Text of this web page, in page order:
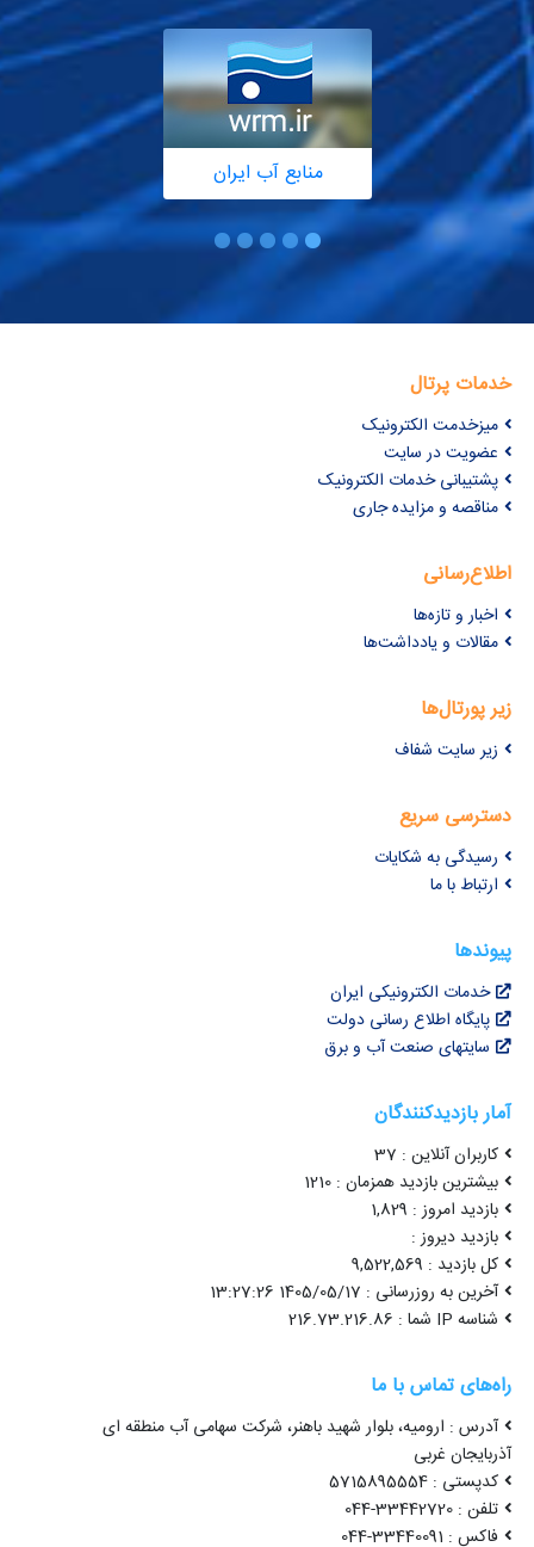
منابع آب ایران
خدمات پرتال
میزخدمت الکترونیک
عضویت در سایت
پشتیبانی خدمات الکترونیک
مناقصه و مزایده جاری
اطلاع‌رسانی
اخبار و تازه‌ها
مقالات و یادداشت‌ها
زیر پورتال‌ها
زیر سایت شفاف
دسترسی سریع
رسیدگی به شکایات
ارتباط با ما
پیوندها
خدمات الکترونیکی ایران
پایگاه اطلاع رسانی دولت
سایتهای صنعت آب و برق
آمار بازدیدکنندگان
کاربران آنلاین : 37
بیشترین بازدید همزمان : 1210
بازدید امروز : 1,829
بازدید دیروز :
کل بازدید : 9,522,569
آخرین به روزرسانی : 1405/05/17 13:27:26
شناسه IP شما : 216.73.216.86
راه‌های تماس با ما
آدرس : ارومیه، بلوار شهید باهنر، شرکت سهامی آب منطقه ای
آذربایجان غربی
کدپستی : 5715895554
تلفن : 33442720-044
فاکس : 33440091-044